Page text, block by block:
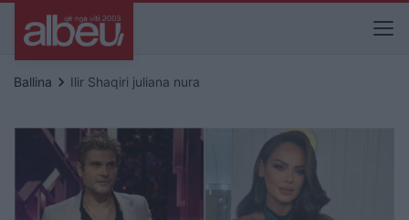
Ballina keyboard_arrow_right Ilir Shaqiri juliana nura